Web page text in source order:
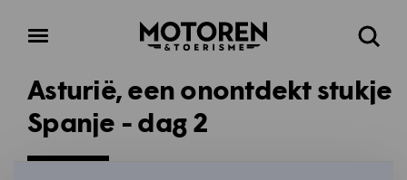
Open
Homepage Zoeken
Asturië, een onontdekt stukje
Spanje - dag 2